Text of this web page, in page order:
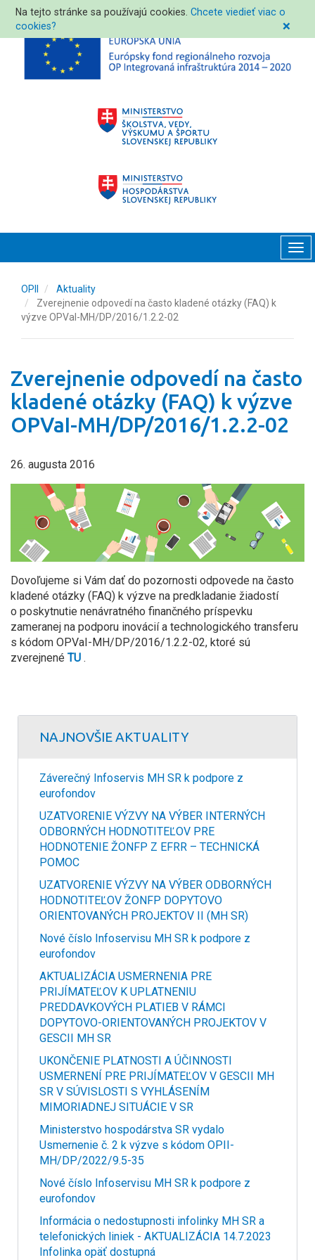
Na tejto stránke sa používajú cookies.Chcete viedieť viac o
cookies?
❌
OPII
Aktuality
Zverejnenie odpovedí na často kladené otázky (FAQ) k
výzve OPVaI-MH/DP/2016/1.2.2-02
Zverejnenie odpovedí na často
kladené otázky (FAQ) k výzve
OPVaI-MH/DP/2016/1.2.2-02
26. augusta 2016
Dovoľujeme si Vám dať do pozornosti odpovede na často
kladené otázky (FAQ) k výzve na predkladanie žiadostí
o poskytnutie nenávratného finančného príspevku
zameranej na podporu inovácií a technologického transferu
s kódom OPVaI-MH/DP/2016/1.2.2-02, ktoré sú
zverejnené TU .
NAJNOVŠIE AKTUALITY
Záverečný Infoservis MH SR k podpore z
eurofondov
UZATVORENIE VÝZVY NA VÝBER INTERNÝCH
ODBORNÝCH HODNOTITEĽOV PRE
HODNOTENIE ŽONFP Z EFRR – TECHNICKÁ
POMOC
UZATVORENIE VÝZVY NA VÝBER ODBORNÝCH
HODNOTITEĽOV ŽONFP DOPYTOVO
ORIENTOVANÝCH PROJEKTOV II (MH SR)
Nové číslo Infoservisu MH SR k podpore z
eurofondov
AKTUALIZÁCIA USMERNENIA PRE
PRIJÍMATEĽOV K UPLATNENIU
PREDDAVKOVÝCH PLATIEB V RÁMCI
DOPYTOVO-ORIENTOVANÝCH PROJEKTOV V
GESCII MH SR
UKONČENIE PLATNOSTI A ÚČINNOSTI
USMERNENÍ PRE PRIJÍMATEĽOV V GESCII MH
SR V SÚVISLOSTI S VYHLÁSENÍM
MIMORIADNEJ SITUÁCIE V SR
Ministerstvo hospodárstva SR vydalo
Usmernenie č. 2 k výzve s kódom OPII-
MH/DP/2022/9.5-35
Nové číslo Infoservisu MH SR k podpore z
eurofondov
Informácia o nedostupnosti infolinky MH SR a
telefonických liniek - AKTUALIZÁCIA 14.7.2023
Infolinka opäť dostupná